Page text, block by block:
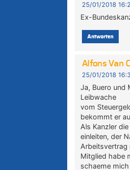
25/01/2018
Ex-
Antworten
Alfons Van
25/01/2018
Ja, Buero und
Leibwache
vom
bekommt er
Als Kanzler
einleiten, der
Arbeitsvertrag
Mitglied habe
schaeme